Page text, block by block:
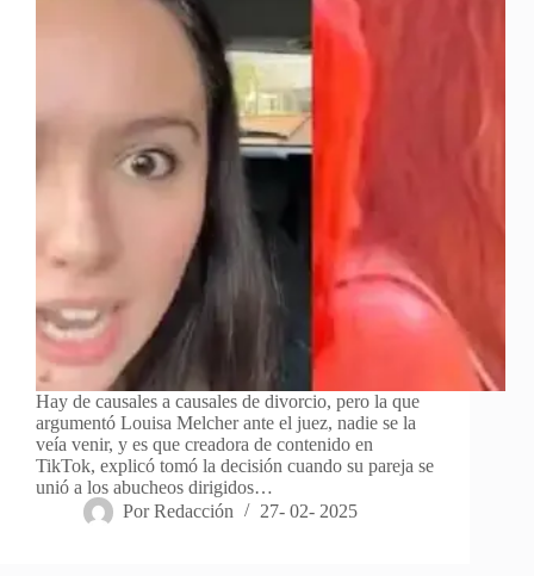
Hay de causales a causales de divorcio, pero la que
argumentó Louisa Melcher ante el juez, nadie se la
veía venir, y es que creadora de contenido en
TikTok, explicó tomó la decisión cuando su pareja se
unió a los abucheos dirigidos…
Por Redacción 27- 02- 2025